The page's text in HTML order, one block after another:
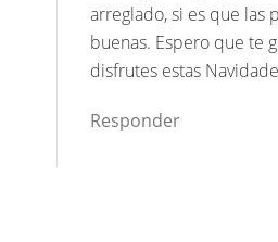
arreglado, si es que las
buenas. Espero que te
disfrutes estas
Responder